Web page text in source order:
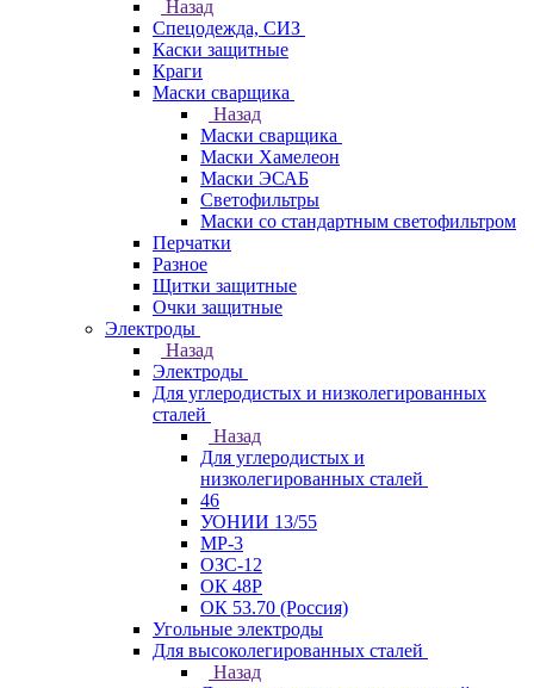
Назад
Спецодежда, СИЗ
Каски защитные
Краги
Маски сварщика
Назад
Маски сварщика
Маски Хамелеон
Маски ЭСАБ
Светофильтры
Маски со стандартным светофильтром
Перчатки
Разное
Щитки защитные
Очки защитные
Электроды
Назад
Электроды
Для углеродистых и низколегированных
сталей
Назад
Для углеродистых и
низколегированных сталей
46
УОНИИ 13/55
МР-3
ОЗС-12
ОК 48Р
ОК 53.70 (Россия)
Угольные электроды
Для высоколегированных сталей
Назад